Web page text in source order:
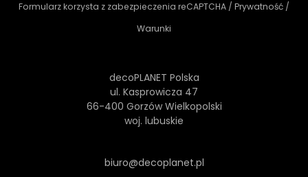
Formularz korzysta z zabezpieczenia reCAPTCHA / Prywatność /
Warunki
decoPLANET Polska
ul. Kasprowicza 47
66-400 Gorzów Wielkopolski
woj. lubuskie
biuro@decoplanet.pl